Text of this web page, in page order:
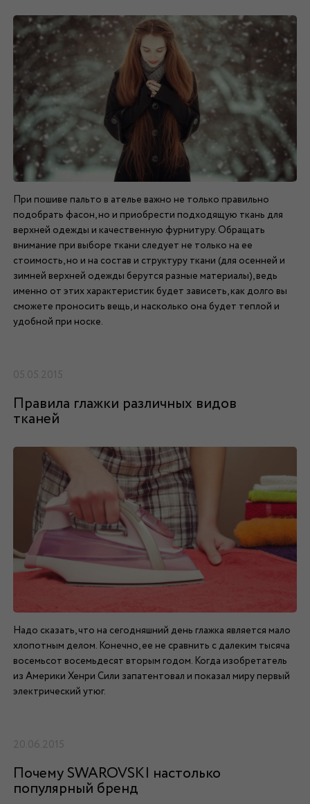
При пошиве пальто в ателье важно не только правильно
подобрать фасон, но и приобрести подходящую ткань для
верхней одежды и качественную фурнитуру. Обращать
внимание при выборе ткани следует не только на ее
стоимость, но и на состав и структуру ткани (для осенней и
зимней верхней одежды берутся разные материалы), ведь
именно от этих характеристик будет зависеть, как долго вы
сможете проносить вещь, и насколько она будет теплой и
удобной при носке.
05.05.2015
Правила глажки различных видов
тканей
Надо сказать, что на сегодняшний день глажка является мало
хлопотным делом. Конечно, ее не сравнить с далеким тысяча
восемьсот восемьдесят вторым годом. Когда изобретатель
из Америки Хенри Сили запатентовал и показал миру первый
электрический утюг.
20.06.2015
Почему SWAROVSKI настолько
популярный бренд